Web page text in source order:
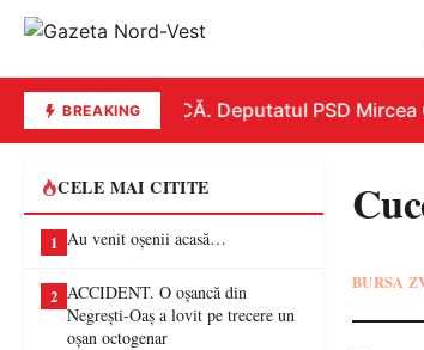
BREAKINGREPLICĂ. Deputatul PSD Mircea
CELE MAI CITITE
1 Au venit oșenii acasă…
2 ACCIDENT. O oșancă din
Negrești-Oaș a lovit pe trecere un
oșan octogenar
BURSA